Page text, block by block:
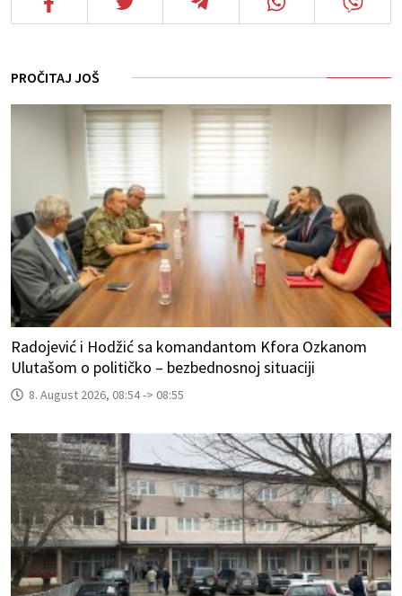
PROČITAJ JOŠ
Radojević i Hodžić sa komandantom Kfora Ozkanom
Ulutašom o političko – bezbednosnoj situaciji
8. August 2026, 08:54 -> 08:55